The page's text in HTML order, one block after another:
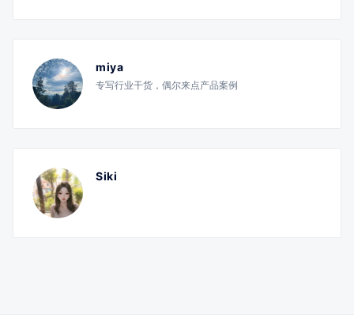
miya
专写行业干货，偶尔来点产品案例
Siki